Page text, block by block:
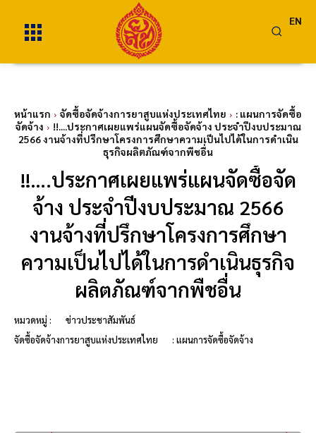
EN
หน้าแรก จัดซื้อจัดจ้างการยาสูบแห่งประเทศไทย
: แผนการจัดซื้อ
จัดจ้าง
!!....ประกาศเผยแพร่แผนจัดซื้อจัดจ้าง ประจำปีงบประมาณ
2566 งานจ้างที่ปรึกษาโครงการศึกษาความเป็นไปได้ในการดำเนิน
ธุรกิจผลิตภัณฑ์จากพืชอื่น
!!….ประกาศเผยแพร่แผนจัดซื้อจัด
จ้าง ประจำปีงบประมาณ 2566
งานจ้างที่ปรึกษาโครงการศึกษา
ความเป็นไปได้ในการดำเนินธุรกิจ
ผลิตภัณฑ์จากพืชอื่น
หมวดหมู่ :
ข่าวประชาสัมพันธ์
จัดซื้อจัดจ้างการยาสูบแห่งประเทศไทย
: แผนการจัดซื้อจัดจ้าง